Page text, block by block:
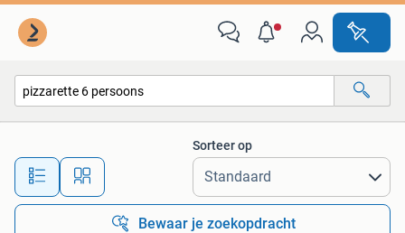
Alle afstanden…
Sorteer op
Bewaar je zoekopdracht